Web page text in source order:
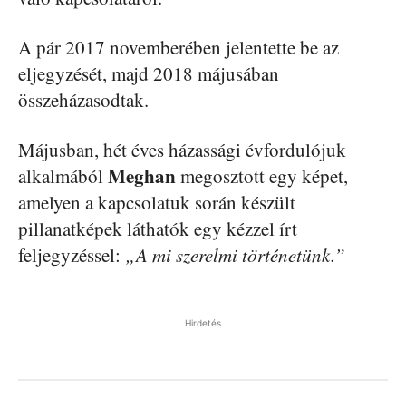
A pár 2017 novemberében jelentette be az
eljegyzését, majd 2018 májusában
összeházasodtak.
Májusban, hét éves házassági évfordulójuk
alkalmábólMeghanmegosztott egy képet,
amelyen a kapcsolatuk során készült
pillanatképek láthatók egy kézzel írt
feljegyzéssel: „A mi szerelmi történetünk.”
Hirdetés